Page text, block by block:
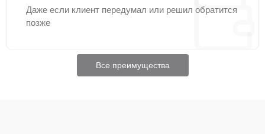
Даже если клиент передумал или решил обратится
позже
Все преимущества